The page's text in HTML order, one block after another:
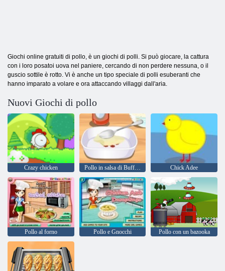
Giochi online gratuiti di pollo, è un giochi di polli. Si può giocare, la cattura
con i loro posatoi uova nel paniere, cercando di non perdere nessuna, o il
guscio sottile è rotto. Vi è anche un tipo speciale di polli esuberanti che
hanno imparato a volare e ora attaccando villaggi dall'aria.
Nuovi Giochi di pollo
Сrazy сhicken Pollo in salsa di Buffalo Chick Adee
Pollo al forno Pollo e Gnocchi Pollo con un bazooka